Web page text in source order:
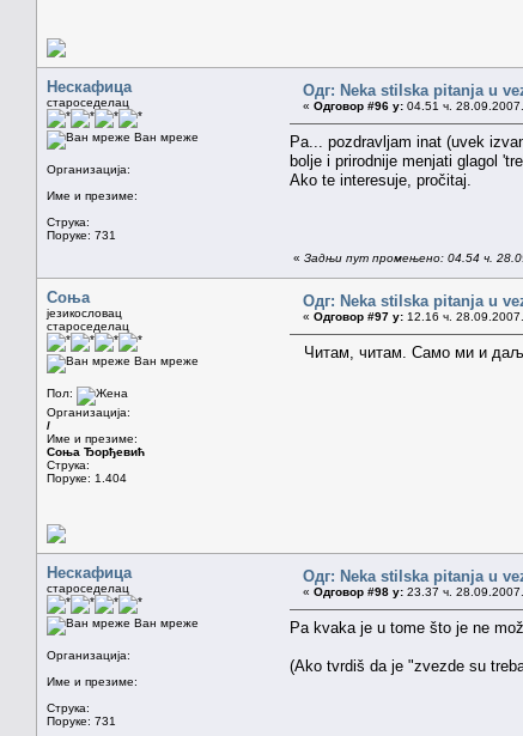
Нескафица
староседелац
Ван мреже
Организација:
Име и презиме:
Струка:
Поруке: 731
Одг: Neka stilska pitanja u
« Одговор #96 у: 04.51 ч.
Pa... pozdravljam inat (uvek
bolje i prirodnije menjati glagol
Ako te interesuje, pročitaj.
« Задњи пут промењено: 04.54 ч.
Соња
језикословац
староседелац
Ван мреже
Пол:
Организација:
/
Име и презиме:
Соња Ђорђевић
Струка:
Поруке: 1.404
Одг: Neka stilska pitanja u
« Одговор #97 у: 12.16 ч.
Читам, читам. Само ми и даље
Нескафица
староседелац
Ван мреже
Организација:
Име и презиме:
Струка:
Поруке: 731
Одг: Neka stilska pitanja u
« Одговор #98 у: 23.37 ч.
Pa kvaka je u tome što je ne
(Ako tvrdiš da je "zvezde su